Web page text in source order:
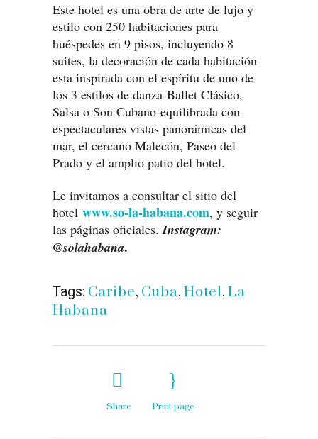
Este hotel es una obra de arte de lujo y
estilo con 250 habitaciones para
huéspedes en 9 pisos, incluyendo 8
suites, la decoración de cada habitación
esta inspirada con el espíritu de uno de
los 3 estilos de danza-Ballet Clásico,
Salsa o Son Cubano-equilibrada con
espectaculares vistas panorámicas del
mar, el cercano Malecón, Paseo del
Prado y el amplio patio del hotel.
Le invitamos a consultar el sitio del
hotel www.so-la-habana.com, y seguir
las páginas oficiales.Instagram:
@solahabana.
Tags: Caribe, Cuba, Hotel, La
Habana
Share Print page